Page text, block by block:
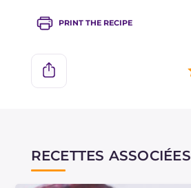
PRINT THE RECIPE
RECETTES ASSOCIÉES